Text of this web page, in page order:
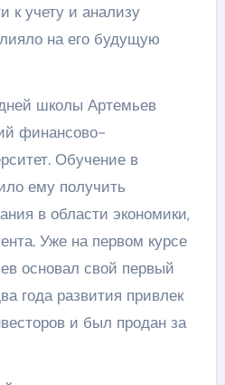
к учету и анализу
на его будущую
школы Артемьев
финансово-
Обучение в
ему получить
в области экономики,
Уже на первом курсе
основал свой первый
года развития привлек
и был продан за